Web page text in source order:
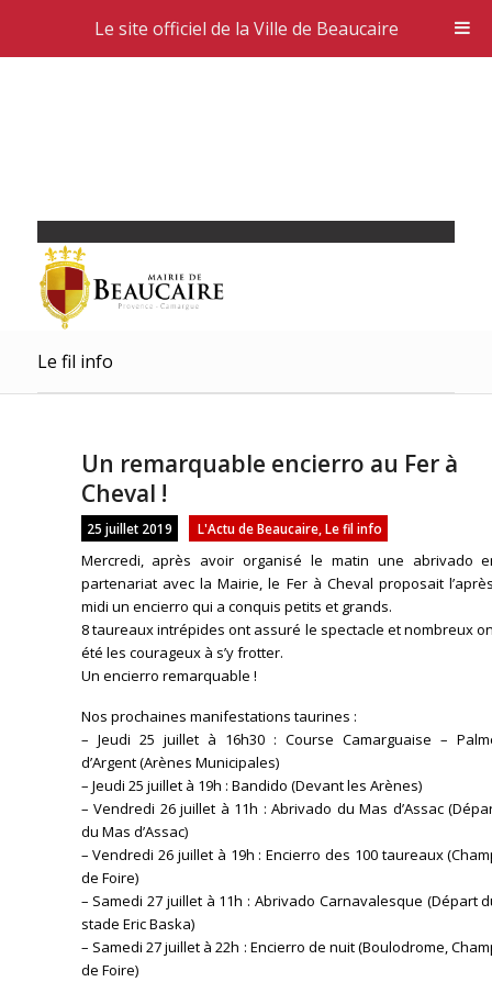
Le fil info
Un remarquable encierro au Fer à
Cheval !
25 juillet 2019 L'Actu de Beaucaire, Le fil info
Mercredi, après avoir organisé le matin une abrivado
partenariat avec la Mairie, le Fer à Cheval proposait
midi un encierro qui a conquis petits et grands.
8 taureaux intrépides ont assuré le spectacle et nombreux
été les courageux à s’y frotter.
Un encierro remarquable !
Nos prochaines manifestations taurines :
– Jeudi 25 juillet à 16h30 : Course Camarguaise –
d’Argent (Arènes Municipales)
– Jeudi 25 juillet à 19h : Bandido (Devant les Arènes)
– Vendredi 26 juillet à 11h : Abrivado du Mas d’Assac
du Mas d’Assac)
– Vendredi 26 juillet à 19h : Encierro des 100 taureaux
de Foire)
– Samedi 27 juillet à 11h : Abrivado Carnavalesque (Départ
stade Eric Baska)
– Samedi 27 juillet à 22h : Encierro de nuit (Boulodrome,
de Foire)
Le site officiel de la Ville de Beaucaire